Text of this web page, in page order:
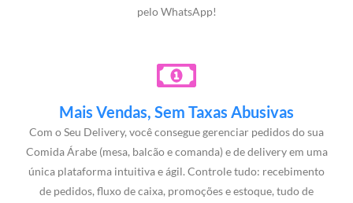
pelo WhatsApp!
Mais Vendas, Sem Taxas Abusivas
Com o Seu Delivery, você consegue gerenciar pedidos do sua
Comida Árabe (mesa, balcão e comanda) e de delivery em uma
única plataforma intuitiva e ágil. Controle tudo: recebimento
de pedidos, fluxo de caixa, promoções e estoque, tudo de